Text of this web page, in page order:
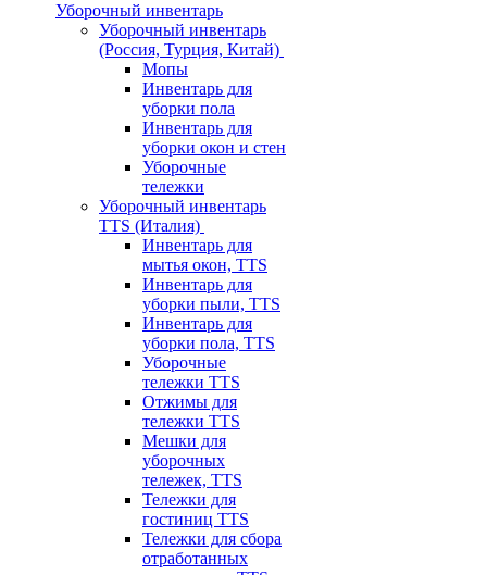
Уборочный инвентарь
Уборочный инвентарь
(Россия, Турция, Китай)
Мопы
Инвентарь для
уборки пола
Инвентарь для
уборки окон и стен
Уборочные
тележки
Уборочный инвентарь
TTS (Италия)
Инвентарь для
мытья окон, TTS
Инвентарь для
уборки пыли, TTS
Инвентарь для
уборки пола, TTS
Уборочные
тележки TTS
Отжимы для
тележки TTS
Мешки для
уборочных
тележек, TTS
Тележки для
гостиниц TTS
Тележки для сбора
отработанных